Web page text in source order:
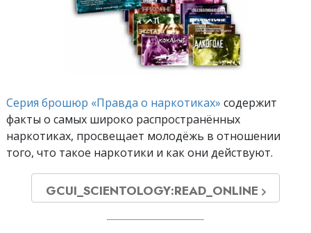
Серия брошюр «Правда о наркотиках» содержит
факты о самых широко распространённых
наркотиках, просвещает молодёжь в отношении
того, что такое наркотики и как они действуют.
GCUI_SCIENTOLOGY:READ_ONLINE